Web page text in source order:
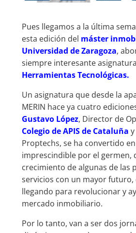
Pues llegamos a la última
esta edición del máster
Universidad de Zaragoza,
siempre interesante
Herramientas Tecnológicas.
Un asignatura que desde la
MERIN hace ya cuatro
Gustavo López, Director de
Colegio de APIS de Cataluña
Proptechs, se ha convertido
imprescindible por el germen,
crecimiento de algunas de las
servicios con un mayor futuro,
llegando para revolucionar y
mercado inmobiliario.
Por lo tanto, van a ser dos